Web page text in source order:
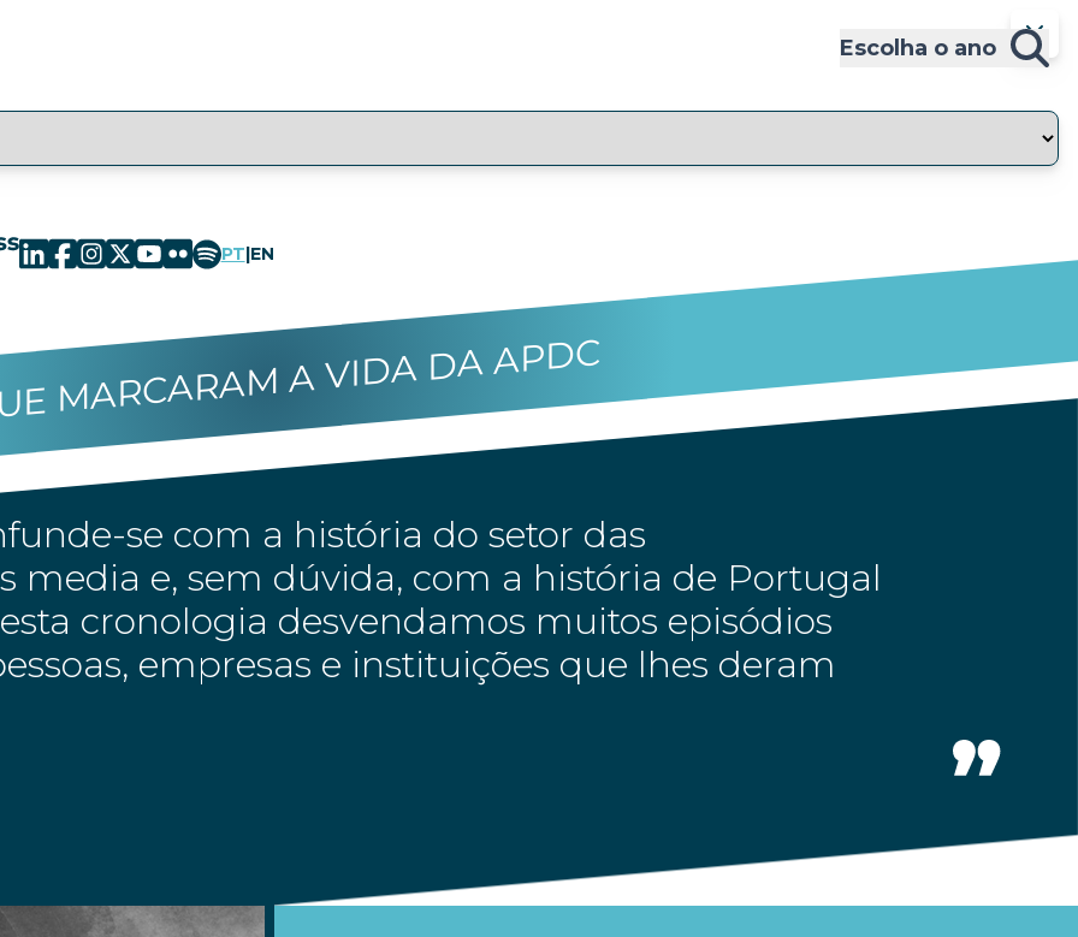
Escolha o ano
PT|EN
MARCARAM A VIDA DA APDC
se com a história do setor das
media e, sem dúvida, com a história de Portugal
cronologia desvendamos muitos episódios
empresas e instituições que lhes deram